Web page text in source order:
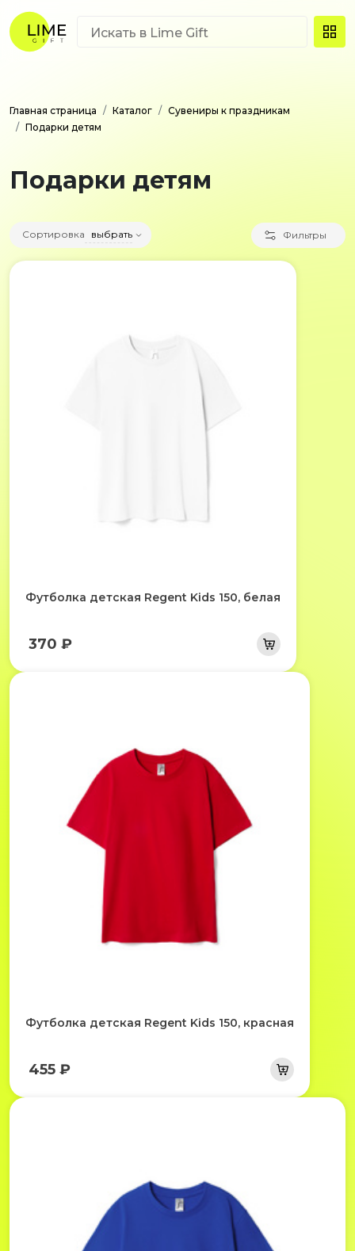
Главная страница Каталог
Сувениры к праздникам
Подарки детям
Подарки детям
Сортировка выбрать Фильтры
Футболка детская Regent Kids 150, белая
370 ₽
Футболка детская Regent Kids 150, красная
455 ₽